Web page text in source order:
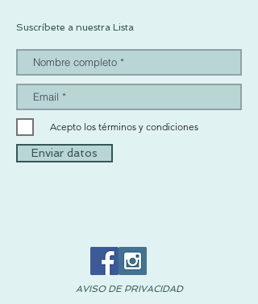
Suscríbete a nuestra Lista
Acepto los términos y condiciones
Enviar datos
AVISO DE PRIVACIDAD